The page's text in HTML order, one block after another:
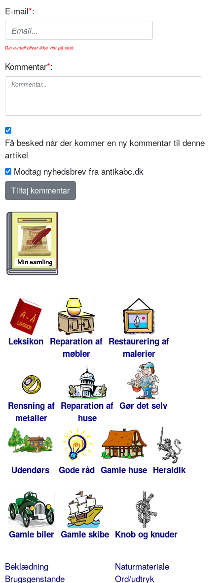
E-mail*:
Din e-mail bliver ikke vist på sitet.
Kommentar*:
Få besked når der kommer en ny kommentar til denne
artikel
Modtag nyhedsbrev fra antikabc.dk
Leksikon Reparation af
møbler
Restaurering af
malerier
Rensning af
metaller
Reparation af
huse
Gør det selv
Udendørs Gode råd Gamle huse Heraldik
Gamle biler Gamle skibe Knob og knuder
Beklædning
Brugsgenstande
Naturmateriale
Ord/udtryk